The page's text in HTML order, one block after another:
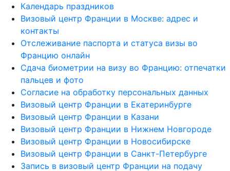
Календарь праздников
Визовый центр Франции в Москве: адрес и
контакты
Отслеживание паспорта и статуса визы во
Францию онлайн
Сдача биометрии на визу во Францию: отпечатки
пальцев и фото
Согласие на обработку персональных данных
Визовый центр Франции в Екатеринбурге
Визовый центр Франции в Казани
Визовый центр Франции в Нижнем Новгороде
Визовый центр Франции в Новосибирске
Визовый центр Франции в Санкт-Петербурге
Запись в визовый центр Франции на подачу